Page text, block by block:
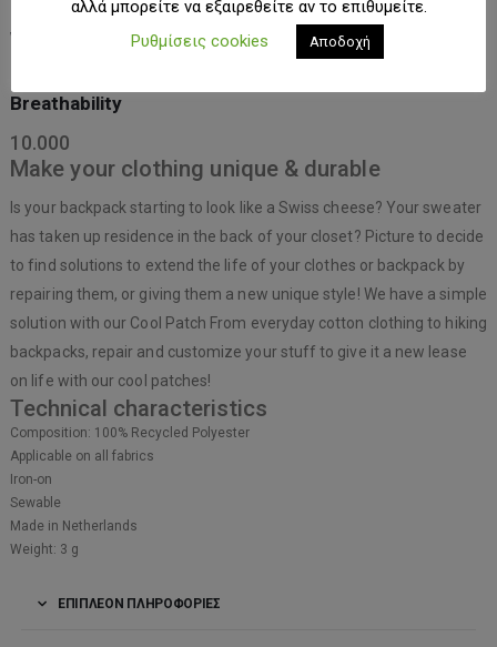
Waterproofness
Breathability
10.000
Make your clothing unique & durable
Is your backpack starting to look like a Swiss cheese? Your sweater
has taken up residence in the back of your closet? Picture to decide
to find solutions to extend the life of your clothes or backpack by
repairing them, or giving them a new unique style! We have a simple
solution with our Cool Patch From everyday cotton clothing to hiking
backpacks, repair and customize your stuff to give it a new lease
on life with our cool patches!
Technical characteristics
Composition: 100% Recycled Polyester
Applicable on all fabrics
Iron-on
Sewable
Made in Netherlands
Weight: 3 g
ΕΠΙΠΛΈΟΝ ΠΛΗΡΟΦΟΡΊΕΣ
αλλά μπορείτε να εξαιρεθείτε αν το επιθυμείτε.
Ρυθμίσεις cookies
Αποδοχή